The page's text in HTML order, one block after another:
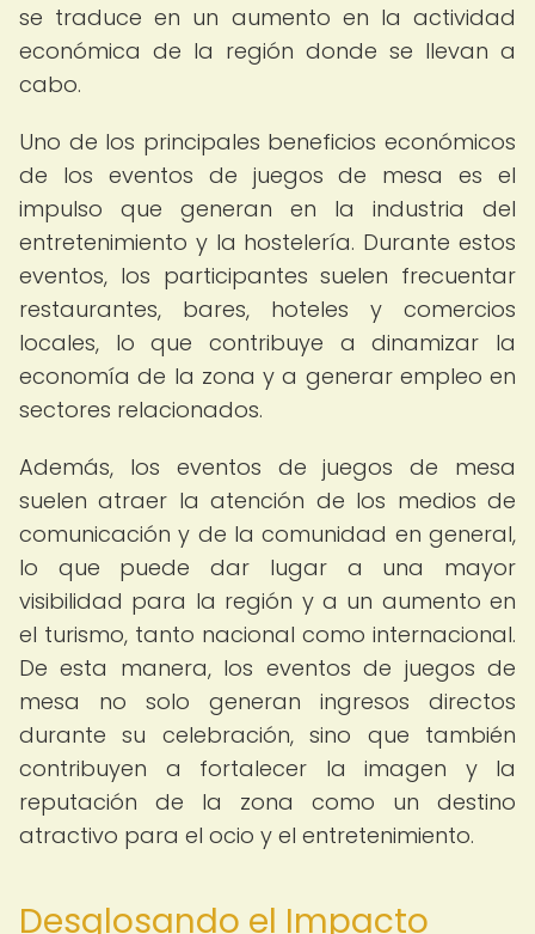
se traduce en un aumento en la actividad
económica de la región donde se llevan a
cabo.
Uno de los principales beneficios económicos
de los eventos de juegos de mesa es el
impulso que generan en la industria del
entretenimiento y la hostelería. Durante estos
eventos, los participantes suelen frecuentar
restaurantes, bares, hoteles y comercios
locales, lo que contribuye a dinamizar la
economía de la zona y a generar empleo en
sectores relacionados.
Además, los eventos de juegos de mesa
suelen atraer la atención de los medios de
comunicación y de la comunidad en general,
lo que puede dar lugar a una mayor
visibilidad para la región y a un aumento en
el turismo, tanto nacional como internacional.
De esta manera, los eventos de juegos de
mesa no solo generan ingresos directos
durante su celebración, sino que también
contribuyen a fortalecer la imagen y la
reputación de la zona como un destino
atractivo para el ocio y el entretenimiento.
Desglosando el Impacto